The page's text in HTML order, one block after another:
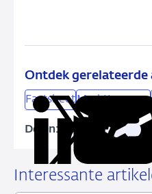
Ontdek gerelateerde
FactsheetMarkttoegang
Delen:
Deel
LinkedIn
via
X
Deel
Facebook
Deel
e-
Interessante